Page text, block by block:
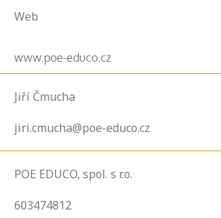
Web
www.poe-educo.cz
Jiří Čmucha
jiri.cmucha@poe-educo.cz
POE EDUCO, spol. s r.o.
603474812